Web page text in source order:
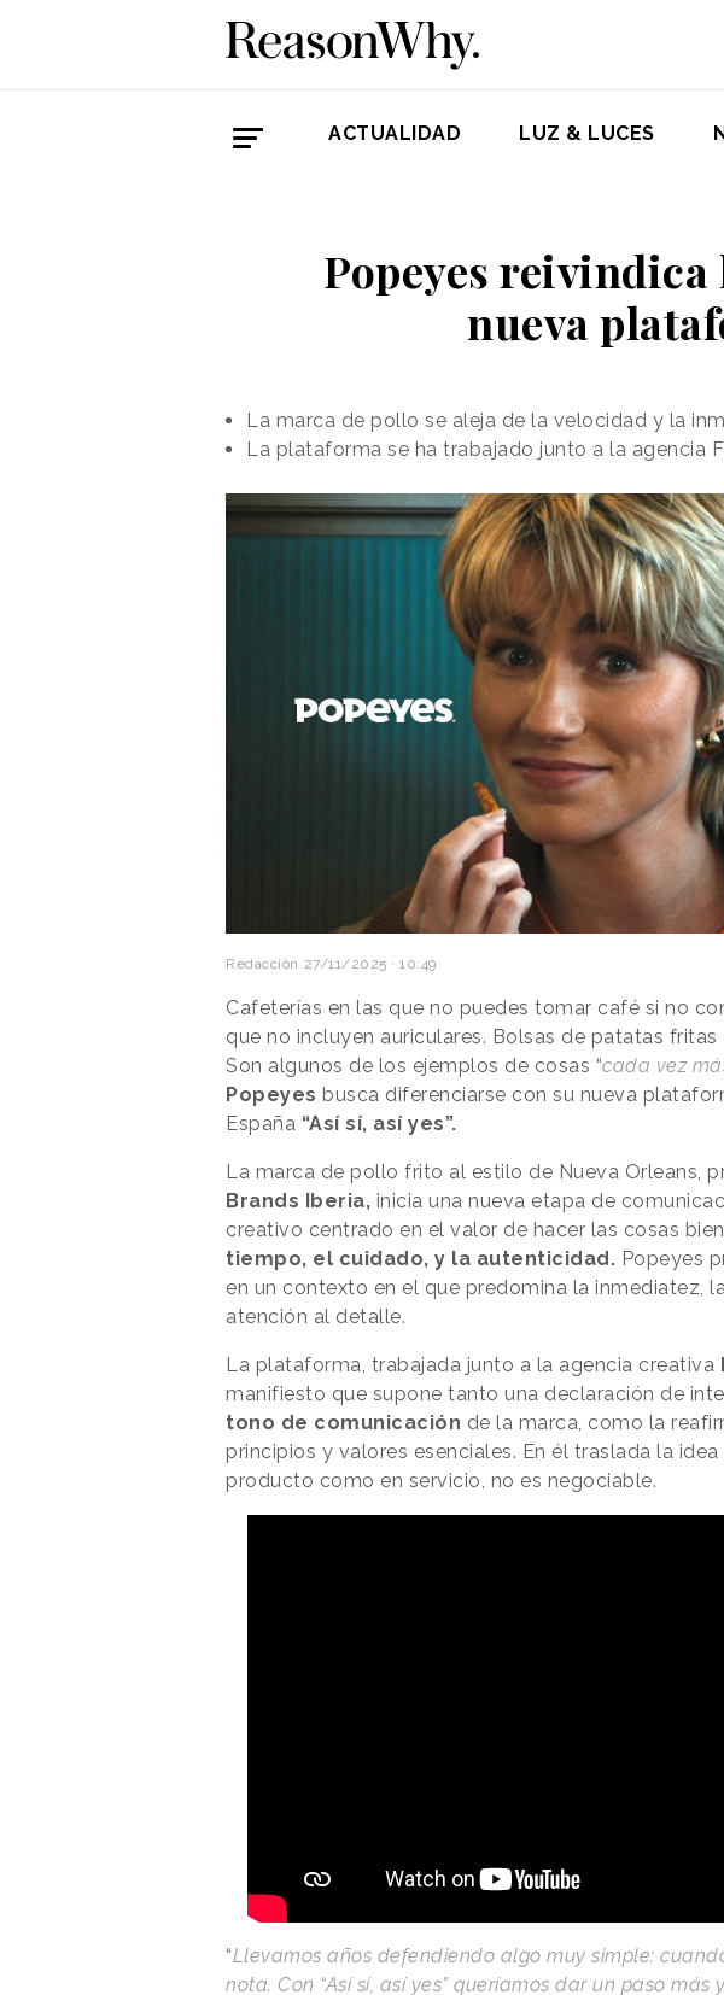
ACTUALIDAD LUZ & LUCES
Popeyes reivindica
nueva
La marca de pollo se aleja de la velocidad y la
La plataforma se ha trabajado junto a la agencia
Redacción 27/11/2025 · 10:49
Cafeterías en las que no puedes tomar café si no
que no incluyen auriculares. Bolsas de patatas fritas
Son algunos de los ejemplos de cosas “cada vez
Popeyes busca diferenciarse con su nueva
España “Así sí, así yes”.
La marca de pollo frito al estilo de Nueva Orleans,
Brands Iberia, inicia una nueva etapa de
creativo centrado en el valor de hacer las cosas
tiempo, el cuidado, y la autenticidad. Popeyes
en un contexto en el que predomina la inmediatez,
atención al detalle.
La plataforma, trabajada junto a la agencia creativa
manifiesto que supone tanto una declaración de
tono de comunicación de la marca, como la
principios y valores esenciales. En él traslada la
producto como en servicio, no es negociable.
“Llevamos años defendiendo algo muy simple:
nota. Con “Así sí, así yes” queríamos dar un paso más